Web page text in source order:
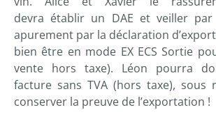
devra établir un DAE et veiller
apurement par la déclaration
bien être en mode EX ECS Sortie
vente hors taxe). Léon pourra
facture sans TVA (hors taxe), sous
conserver la preuve de l’exportation !